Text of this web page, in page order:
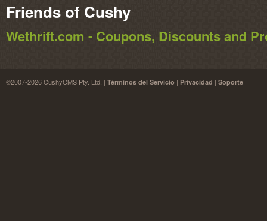
Friends of Cushy
Wethrift.com - Coupons, Discounts and
©2007-2026 CushyCMS Pty. Ltd. | Términos del Servicio | Privacidad | Soporte